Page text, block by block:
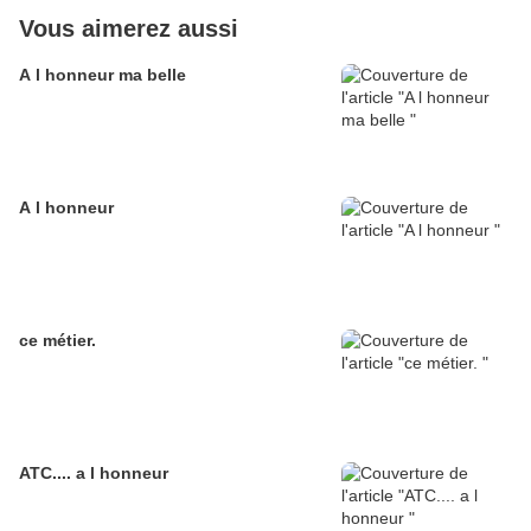
Vous aimerez aussi
A l honneur ma belle
A l honneur
ce métier.
ATC.... a l honneur